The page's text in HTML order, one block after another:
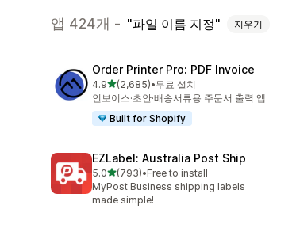
앱 424개 - 파일 이름 지정 지우기
Order Printer Pro: PDF Invoice
4.9별 5개 중
(2,685)
총 리뷰 2685개
•무료 설치
인보이스·초안·배송서류용 주문서 출력 앱
Built for Shopify
EZLabel: Australia Post Ship
5.0별 5개 중
(793)
총 리뷰 793개
•Free to install
MyPost Business shipping labels
made simple!